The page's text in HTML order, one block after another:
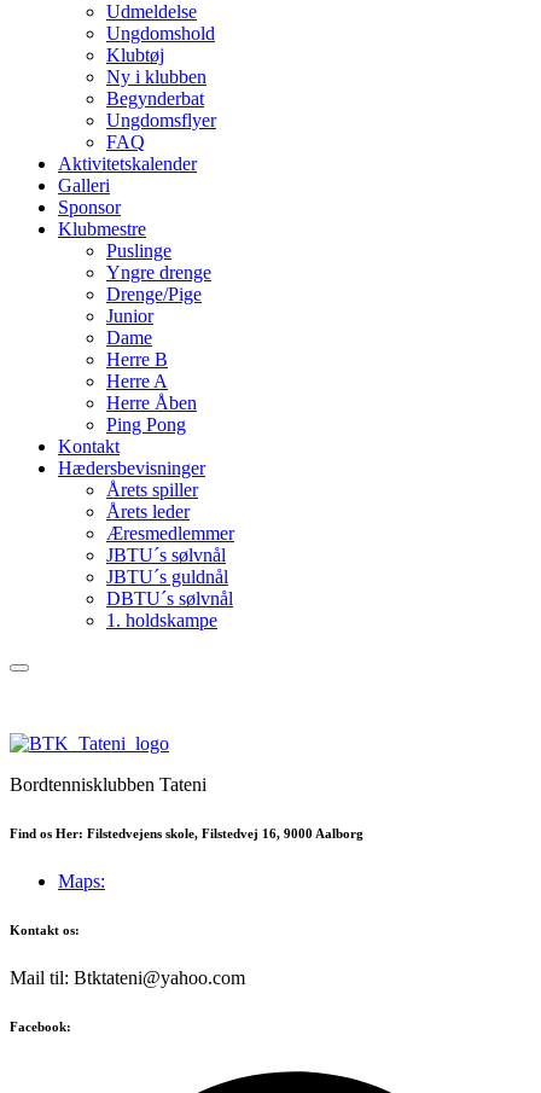
Udmeldelse
Ungdomshold
Klubtøj
Ny i klubben
Begynderbat
Ungdomsflyer
FAQ
Aktivitetskalender
Galleri
Sponsor
Klubmestre
Puslinge
Yngre drenge
Drenge/Pige
Junior
Dame
Herre B
Herre A
Herre Åben
Ping Pong
Kontakt
Hædersbevisninger
Årets spiller
Årets leder
Æresmedlemmer
JBTU´s sølvnål
JBTU´s guldnål
DBTU´s sølvnål
1. holdskampe
Bordtennisklubben Tateni
Find os Her: Filstedvejens skole, Filstedvej 16, 9000 Aalborg
Maps:
Kontakt os:
Mail til: Btktateni@yahoo.com
Facebook: